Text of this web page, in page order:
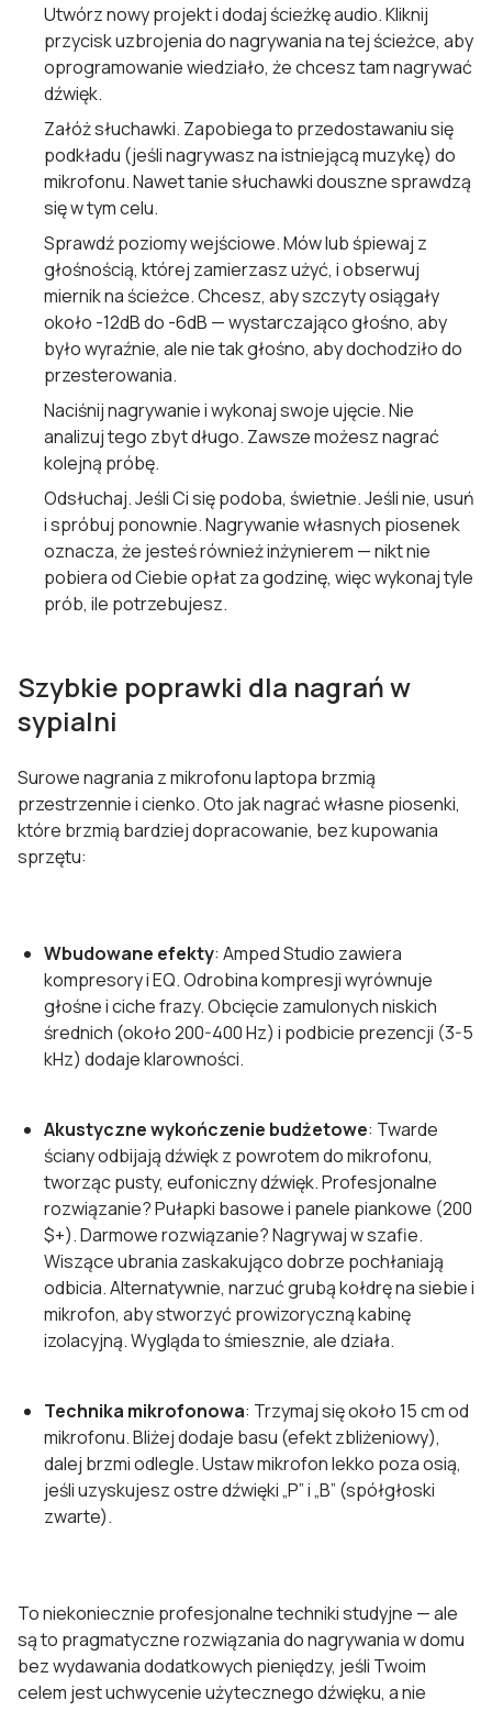
Utwórz nowy projekt i dodaj ścieżkę audio. Kliknij
przycisk uzbrojenia do nagrywania na tej ścieżce, aby
oprogramowanie wiedziało, że chcesz tam nagrywać
dźwięk.
Załóż słuchawki. Zapobiega to przedostawaniu się
podkładu (jeśli nagrywasz na istniejącą muzykę) do
mikrofonu. Nawet tanie słuchawki douszne sprawdzą
się w tym celu.
Sprawdź poziomy wejściowe. Mów lub śpiewaj z
głośnością, której zamierzasz użyć, i obserwuj
miernik na ścieżce. Chcesz, aby szczyty osiągały
około -12dB do -6dB — wystarczająco głośno, aby
było wyraźnie, ale nie tak głośno, aby dochodziło do
przesterowania.
Naciśnij nagrywanie i wykonaj swoje ujęcie. Nie
analizuj tego zbyt długo. Zawsze możesz nagrać
kolejną próbę.
Odsłuchaj. Jeśli Ci się podoba, świetnie. Jeśli nie, usuń
i spróbuj ponownie. Nagrywanie własnych piosenek
oznacza, że jesteś również inżynierem — nikt nie
pobiera od Ciebie opłat za godzinę, więc wykonaj tyle
prób, ile potrzebujesz.
Szybkie poprawki dla nagrań w
sypialni
Surowe nagrania z mikrofonu laptopa brzmią
przestrzennie i cienko. Oto jak nagrać własne piosenki,
które brzmią bardziej dopracowanie, bez kupowania
sprzętu:
Wbudowane efekty: Amped Studio zawiera
kompresory i EQ. Odrobina kompresji wyrównuje
głośne i ciche frazy. Obcięcie zamulonych niskich
średnich (około 200-400 Hz) i podbicie prezencji (3-5
kHz) dodaje klarowności.
Akustyczne wykończenie budżetowe: Twarde
ściany odbijają dźwięk z powrotem do mikrofonu,
tworząc pusty, eufoniczny dźwięk. Profesjonalne
rozwiązanie? Pułapki basowe i panele piankowe (200
$+). Darmowe rozwiązanie? Nagrywaj w szafie.
Wiszące ubrania zaskakująco dobrze pochłaniają
odbicia. Alternatywnie, narzuć grubą kołdrę na siebie i
mikrofon, aby stworzyć prowizoryczną kabinę
izolacyjną. Wygląda to śmiesznie, ale działa.
Technika mikrofonowa: Trzymaj się około 15 cm od
mikrofonu. Bliżej dodaje basu (efekt zbliżeniowy),
dalej brzmi odlegle. Ustaw mikrofon lekko poza osią,
jeśli uzyskujesz ostre dźwięki „P” i „B” (spółgłoski
zwarte).
To niekoniecznie profesjonalne techniki studyjne — ale
są to pragmatyczne rozwiązania do nagrywania w domu
bez wydawania dodatkowych pieniędzy, jeśli Twoim
celem jest uchwycenie użytecznego dźwięku, a nie